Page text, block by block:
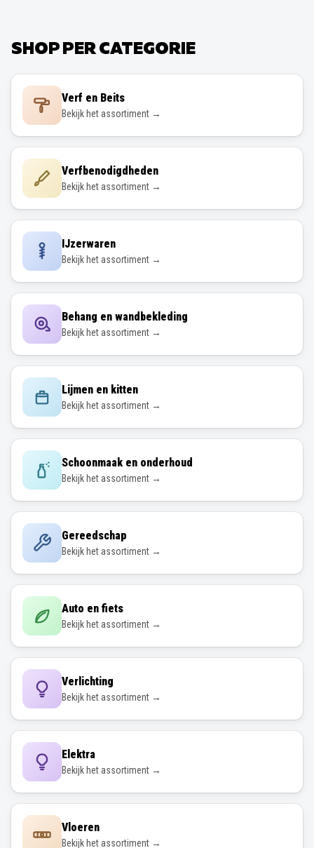
SHOP PER CATEGORIE
Verf en Beits
Bekijk het assortiment →
Verfbenodigdheden
Bekijk het assortiment →
IJzerwaren
Bekijk het assortiment →
Behang en wandbekleding
Bekijk het assortiment →
Lijmen en kitten
Bekijk het assortiment →
Schoonmaak en onderhoud
Bekijk het assortiment →
Gereedschap
Bekijk het assortiment →
Auto en fiets
Bekijk het assortiment →
Verlichting
Bekijk het assortiment →
Elektra
Bekijk het assortiment →
Vloeren
Bekijk het assortiment →